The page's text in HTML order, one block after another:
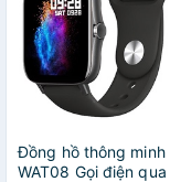
Đồng hồ thông minh
WAT08 Gọi điện qua